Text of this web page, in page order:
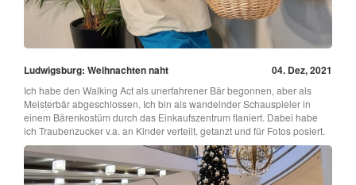
Ludwigsburg: Weihnachten naht 04. Dez, 2021
Ich habe den Walking Act als unerfahrener Bär begonnen, aber als
Meisterbär abgeschlossen. Ich bin als wandelnder Schauspieler in
einem Bärenkostüm durch das Einkaufszentrum flaniert. Dabei habe
ich Traubenzucker v.a. an Kinder verteilt, getanzt und für Fotos posiert.